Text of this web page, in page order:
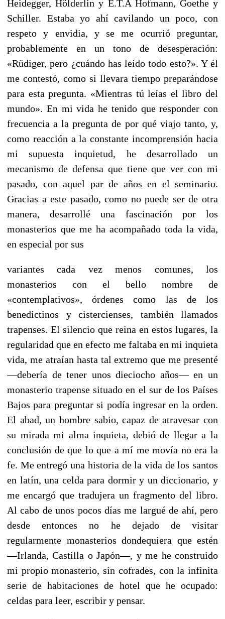
Heidegger, Hölderlin y E.T.A Hofmann, Goethe y
Schiller. Estaba yo ahí cavilando un poco, con
respeto y envidia, y se me ocurrió preguntar,
probablemente en un tono de desesperación:
«Rüdiger, pero ¿cuándo has leído todo esto?». Y él
me contestó, como si llevara tiempo preparándose
para esta pregunta. «Mientras tú leías el libro del
mundo». En mi vida he tenido que responder con
frecuencia a la pregunta de por qué viajo tanto, y,
como reacción a la constante incomprensión hacia
mi supuesta inquietud, he desarrollado un
mecanismo de defensa que tiene que ver con mi
pasado, con aquel par de años en el seminario.
Gracias a este pasado, como no puede ser de otra
manera, desarrollé una fascinación por los
monasterios que me ha acompañado toda la vida,
en especial por sus
variantes cada vez menos comunes, los
monasterios con el bello nombre de
«contemplativos», órdenes como las de los
benedictinos y cistercienses, también llamados
trapenses. El silencio que reina en estos lugares, la
regularidad que en efecto me faltaba en mi inquieta
vida, me atraían hasta tal extremo que me presenté
—debería de tener unos dieciocho años— en un
monasterio trapense situado en el sur de los Países
Bajos para preguntar si podía ingresar en la orden.
El abad, un hombre sabio, capaz de atravesar con
su mirada mi alma inquieta, debió de llegar a la
conclusión de que lo que a mí me movía no era la
fe. Me entregó una historia de la vida de los santos
en latín, una celda para dormir y un diccionario, y
me encargó que tradujera un fragmento del libro.
Al cabo de unos pocos días me largué de ahí, pero
desde entonces no he dejado de visitar
regularmente monasterios dondequiera que estén
—Irlanda, Castilla o Japón—, y me he construido
mi propio monasterio, sin cofrades, con la infinita
serie de habitaciones de hotel que he ocupado:
celdas para leer, escribir y pensar.